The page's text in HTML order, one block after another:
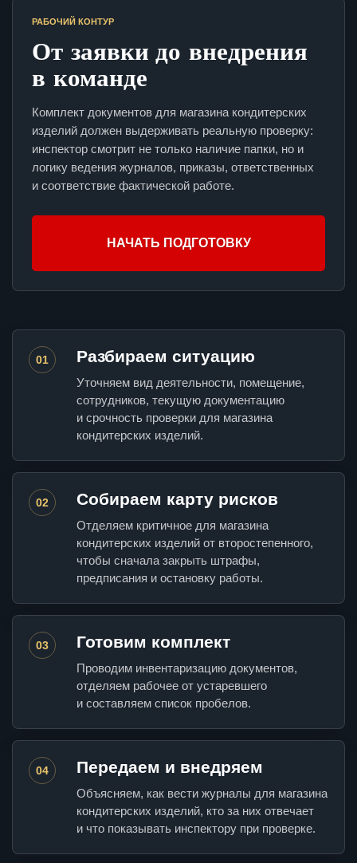
РАБОЧИЙ КОНТУР
От заявки до внедрения
в команде
Комплект документов для магазина кондитерских
изделий должен выдерживать реальную проверку:
инспектор смотрит не только наличие папки, но и
логику ведения журналов, приказы, ответственных
и соответствие фактической работе.
НАЧАТЬ ПОДГОТОВКУ
01 Разбираем ситуацию
Уточняем вид деятельности, помещение,
сотрудников, текущую документацию
и срочность проверки для магазина
кондитерских изделий.
02 Собираем карту рисков
Отделяем критичное для магазина
кондитерских изделий от второстепенного,
чтобы сначала закрыть штрафы,
предписания и остановку работы.
03 Готовим комплект
Проводим инвентаризацию документов,
отделяем рабочее от устаревшего
и составляем список пробелов.
04 Передаем и внедряем
Объясняем, как вести журналы для магазина
кондитерских изделий, кто за них отвечает
и что показывать инспектору при проверке.